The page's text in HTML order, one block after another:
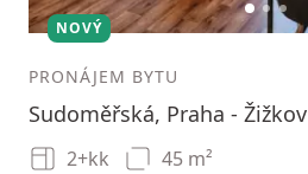
12 3
NOVÝ
PRONÁJEM BYTU
Sudoměřská, Praha - Žižkov
2+kk 45 m²